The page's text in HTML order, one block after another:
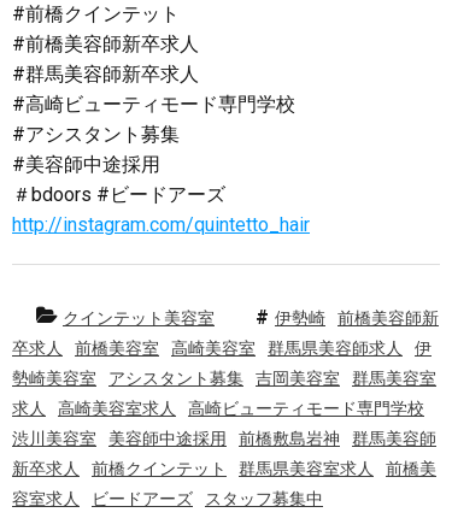
#前橋クインテット
#前橋美容師新卒求人
#群馬美容師新卒求人
#高崎ビューティモード専門学校
#アシスタント募集
#美容師中途採用
＃bdoors #ビードアーズ
http://instagram.com/quintetto_hair
クインテット美容室 伊勢崎
前橋美容師新
卒求人
前橋美容室 高崎美容室 群馬県美容師求人
伊
勢崎美容室
アシスタント募集 吉岡美容室
群馬美容室
求人
高崎美容室求人
高崎ビューティモード専門学校
渋川美容室
美容師中途採用 前橋敷島岩神
群馬美容師
新卒求人
前橋クインテット 群馬県美容室求人
前橋美
容室求人
ビードアーズ スタッフ募集中